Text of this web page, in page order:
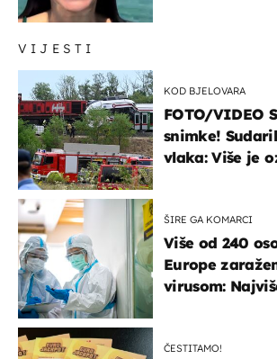
VIJESTI
KOD BJELOVARA
FOTO/VIDEO
snimke!
vlaka: Više je
ŠIRE GA KOMARCI
Više od 240
Europe
virusom:
ČESTITAMO!